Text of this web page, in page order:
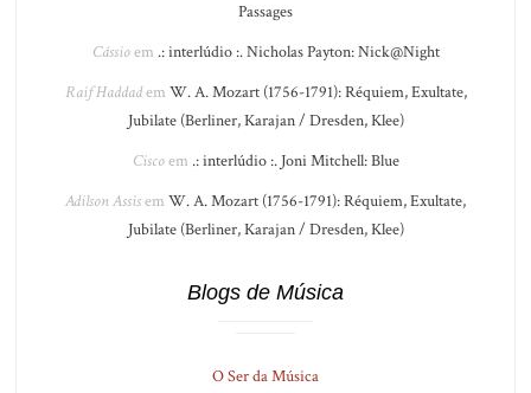
Passages
Cássioem .: interlúdio :. Nicholas Payton: Nick@Night
Raif Haddadem W. A. Mozart (1756-1791): Réquiem, Exultate,
Jubilate (Berliner, Karajan / Dresden, Klee)
Ciscoem .: interlúdio :. Joni Mitchell: Blue
Adilson Assisem W. A. Mozart (1756-1791): Réquiem, Exultate,
Jubilate (Berliner, Karajan / Dresden, Klee)
Blogs de Música
O Ser da Música